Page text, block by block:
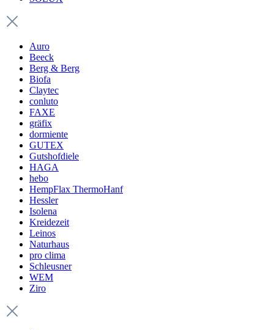
Auro
Beeck
Berg & Berg
Biofa
Claytec
conluto
FAXE
gräfix
dormiente
GUTEX
Gutshofdiele
HAGA
hebo
HempFlax ThermoHanf
Hessler
Isolena
Kreidezeit
Leinos
Naturhaus
pro clima
Schleusner
WEM
Ziro